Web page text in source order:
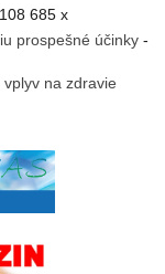
685 x
prospešné účinky -
vplyv na zdravie